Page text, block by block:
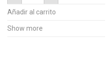
postre
cantidad
Añadir al carrito
Show more